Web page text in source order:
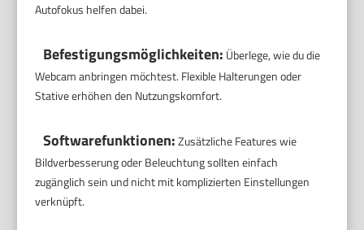
Autofokus helfen dabei.
Befestigungsmöglichkeiten: Überlege, wie du die
Webcam anbringen möchtest. Flexible Halterungen oder
Stative erhöhen den Nutzungskomfort.
Softwarefunktionen:Zusätzliche Features wie
Bildverbesserung oder Beleuchtung sollten einfach
zugänglich sein und nicht mit komplizierten Einstellungen
verknüpft.